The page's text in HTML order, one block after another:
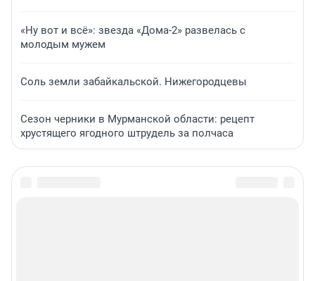
«Ну вот и всё»: звезда «Дома-2» развелась с
молодым мужем
Соль земли забайкальской. Нижегородцевы
Сезон черники в Мурманской области: рецепт
хрустящего ягодного штрудель за полчаса